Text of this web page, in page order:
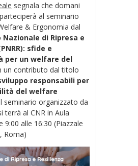
segnala che domani
parteciperà al seminario
& Ergonomia dal
Nazionale di Ripresa e
sfide e
per un welfare del
un contributo dal titolo
responsabili per
del welfare
seminario organizzato da
terrà al CNR in Aula
9:00 alle 16:30 (Piazzale
Roma)